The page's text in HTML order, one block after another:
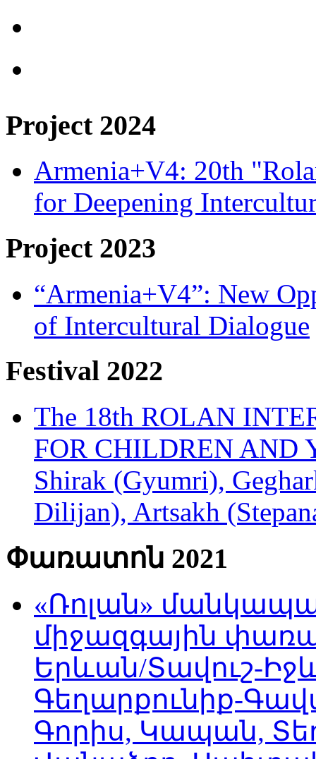
Project 2024
Armenia+V4: 20th
for Deepening
Project 2023
“Armenia+V4”: New
of Intercultural Dialogue
Festival 2022
The 18th ROLAN
FOR CHILDREN AND
Shirak (Gyumri),
Dilijan), Artsakh
Փառատոն 2021
«Ռոլան»
միջազգային
Երևան/Տավուշ-
Գեղարքունիք-
Գորիս, Կապան,